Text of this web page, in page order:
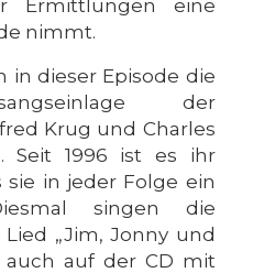
Ermittlungen eine
nimmt.
in dieser Episode die
der
Krug und Charles
Seit 1996 ist es ihr
sie in jeder Folge ein
singen die
Lied „Jim, Jonny und
auch auf der CD mit